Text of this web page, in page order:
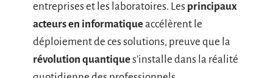
entreprises et les laboratoires. Les principaux
acteurs en informatiqueaccélèrent le
déploiement de ces solutions, preuve que la
révolution quantiques’installe dans la réalité